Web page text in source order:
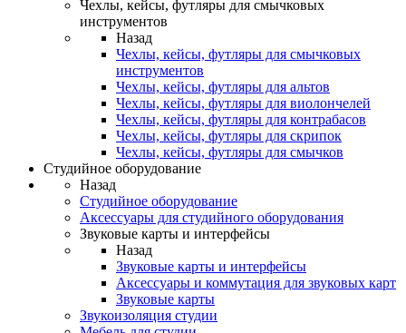
Чехлы, кейсы, футляры для смычковых
инструментов
Назад
Чехлы, кейсы, футляры для смычковых
инструментов
Чехлы, кейсы, футляры для альтов
Чехлы, кейсы, футляры для виолончелей
Чехлы, кейсы, футляры для контрабасов
Чехлы, кейсы, футляры для скрипок
Чехлы, кейсы, футляры для смычков
Студийное оборудование
Назад
Студийное оборудование
Аксессуары для студийного оборудования
Звуковые карты и интерфейсы
Назад
Звуковые карты и интерфейсы
Аксессуары и коммутация для звуковых карт
Звуковые карты
Звукоизоляция студии